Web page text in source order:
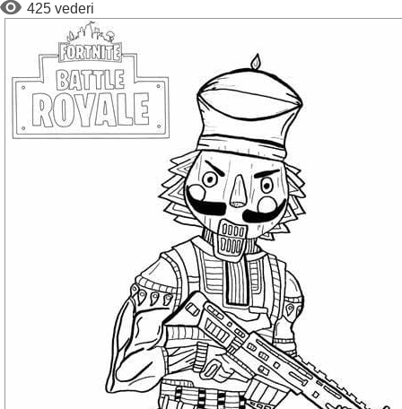
425 vederi